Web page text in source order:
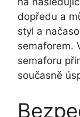
dopředu a
styl a
semaforem.
semaforu
současně